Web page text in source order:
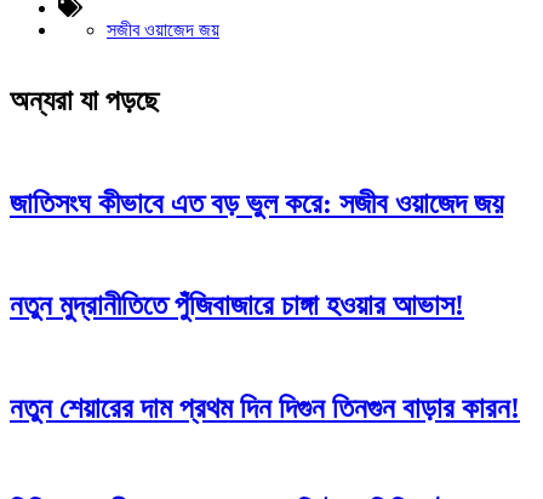
সজীব ওয়াজেদ জয়
অন্যরা যা পড়ছে
জাতিসংঘ কীভাবে এত বড় ভুল করে: সজীব ওয়াজেদ জয়
নতুন মুদ্রানীতিতে পুঁজিবাজারে চাঙ্গা হওয়ার আভাস!
নতুন শেয়ারের দাম প্রথম দিন দিগুন তিনগুন বাড়ার কারন!